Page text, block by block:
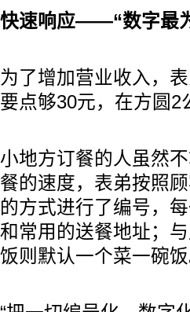
快速响应——“数字最
为了增加营业收入，
要点够30元，在方圆
小地方订餐的人虽然
餐的速度，表弟按照
的方式进行了编号，
和常用的送餐地址；
饭则默认一个菜一碗饭